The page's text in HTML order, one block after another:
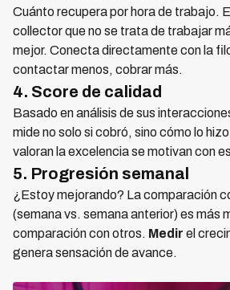
Cuánto recupera por hora de trabajo.
collector que no se trata de trabajar
mejor. Conecta directamente con la
contactar menos, cobrar más.
4. Score de calidad
Basado en análisis de sus
mide no solo si cobró, sino cómo lo
valoran la excelencia se motivan con
5. Progresión semanal
¿Estoy mejorando? La comparación
(semana vs. semana anterior) es más
comparación con otros. Medir el
genera sensación de avance.